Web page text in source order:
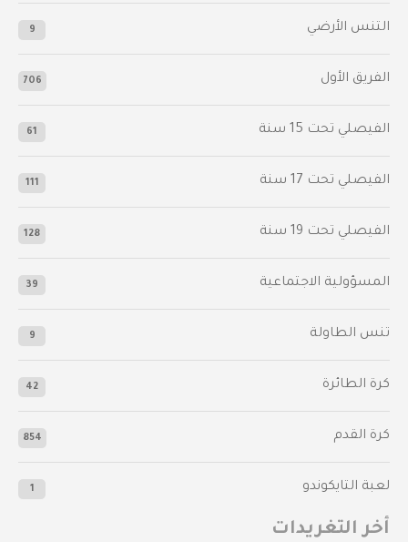
التنس الأرضي 9
الفريق الأول 706
الفيصلي‬⁩ تحت 15 سنة 61
‫الفيصلي‬⁩ تحت 17 سنة 111
الفيصلي‬⁩ تحت 19 سنة 128
المسؤولية الاجتماعية 39
تنس الطاولة 9
كرة الطائرة 42
كرة القدم 854
لعبة التايكوندو 1
أخر التغريدات